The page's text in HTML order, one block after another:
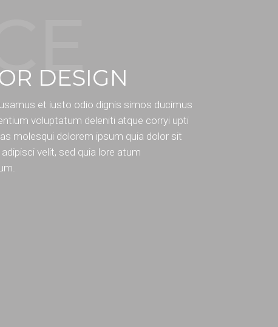
DESIGN
et iusto odio dignis simos ducimus
voluptatum deleniti atque corryi upti
molesqui dolorem ipsum quia dolor sit
velit, sed quia lore atum